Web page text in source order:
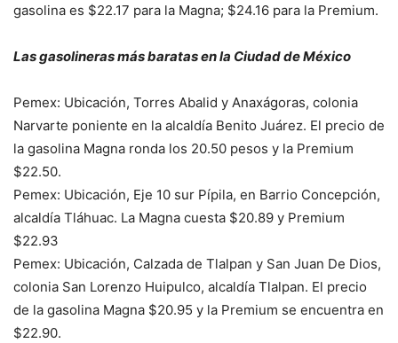
gasolina es $22.17 para la Magna; $24.16 para la Premium.
Las gasolineras más baratas en la Ciudad de México
Pemex: Ubicación, Torres Abalid y Anaxágoras, colonia
Narvarte poniente en la alcaldía Benito Juárez. El precio de
la gasolina Magna ronda los 20.50 pesos y la Premium
$22.50.
Pemex: Ubicación, Eje 10 sur Pípila, en Barrio Concepción,
alcaldía Tláhuac. La Magna cuesta $20.89 y Premium
$22.93
Pemex: Ubicación, Calzada de Tlalpan y San Juan De Dios,
colonia San Lorenzo Huipulco, alcaldía Tlalpan. El precio
de la gasolina Magna $20.95 y la Premium se encuentra en
$22.90.